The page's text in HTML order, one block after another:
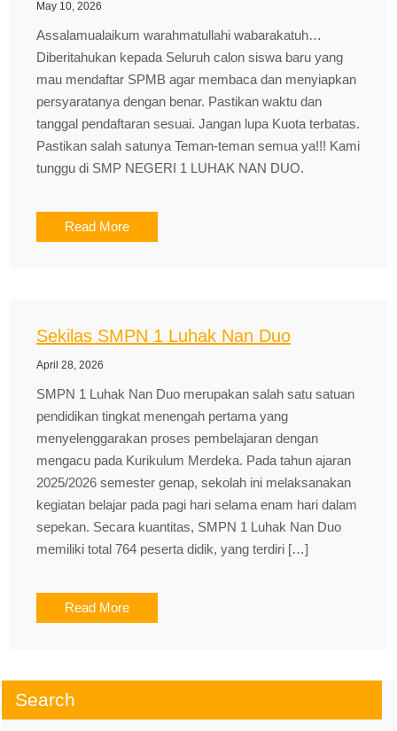
May 10, 2026
Assalamualaikum warahmatullahi wabarakatuh…
Diberitahukan kepada Seluruh calon siswa baru yang
mau mendaftar SPMB agar membaca dan menyiapkan
persyaratanya dengan benar. Pastikan waktu dan
tanggal pendaftaran sesuai. Jangan lupa Kuota terbatas.
Pastikan salah satunya Teman-teman semua ya!!! Kami
tunggu di SMP NEGERI 1 LUHAK NAN DUO.
Read More
Sekilas SMPN 1 Luhak Nan Duo
April 28, 2026
SMPN 1 Luhak Nan Duo merupakan salah satu satuan
pendidikan tingkat menengah pertama yang
menyelenggarakan proses pembelajaran dengan
mengacu pada Kurikulum Merdeka. Pada tahun ajaran
2025/2026 semester genap, sekolah ini melaksanakan
kegiatan belajar pada pagi hari selama enam hari dalam
sepekan. Secara kuantitas, SMPN 1 Luhak Nan Duo
memiliki total 764 peserta didik, yang terdiri […]
Read More
Search